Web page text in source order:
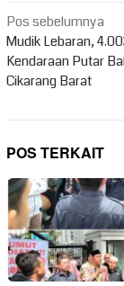
Navigasi
pos
Pos sebelumnya
Mudik Lebaran,
Kendaraan Putar
Cikarang Barat
POS TERKAIT